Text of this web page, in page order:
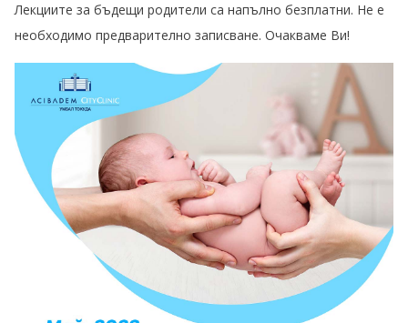
Лекциите за бъдещи родители са напълно безплатни. Не е
необходимо предварително записване. Очакваме Ви!